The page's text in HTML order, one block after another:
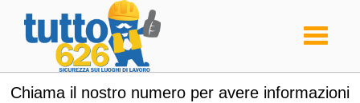
Toggle
Chiama il nostro numero per avere informazioni